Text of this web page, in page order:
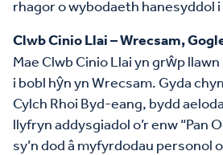
rhagor o wybodaeth hanesyddol
Clwb Cinio Llai – Wrecsam,
Mae Clwb Cinio Llai yn grŵp
i bobl hŷn yn Wrecsam. Gyda
Cylch Rhoi Byd-eang, bydd
llyfryn addysgiadol o’r enw “Pan
sy’n dod â myfyrdodau personol